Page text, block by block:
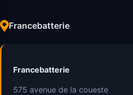
Francebatterie
Francebatterie
575 avenue de la coueste